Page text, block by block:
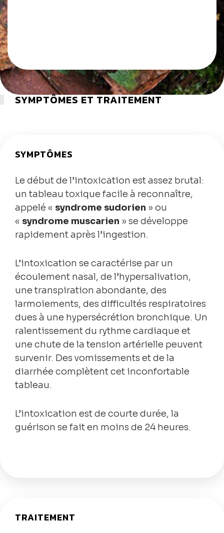
SYMPTÔMES ET TRAITEMENT
SYMPTÔMES
Le début de l’intoxication est assez brutal:
un tableau toxique facile à reconnaître,
appelé « syndrome sudorien » ou
« syndrome muscarien » se développe
rapidement après l’ingestion.
L’intoxication se caractérise par un
écoulement nasal, de l’hypersalivation,
une transpiration abondante, des
larmoiements, des difficultés respiratoires
dues à une hypersécrétion bronchique. Un
ralentissement du rythme cardiaque et
une chute de la tension artérielle peuvent
survenir. Des vomissements et de la
diarrhée complètent cet inconfortable
tableau.
L’intoxication est de courte durée, la
guérison se fait en moins de 24 heures.
TRAITEMENT